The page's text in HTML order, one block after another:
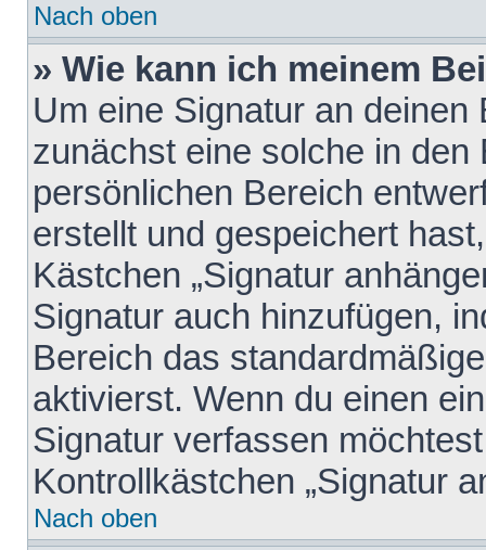
Nach oben
» Wie kann ich meinem
Um eine Signatur an
zunächst eine solche in den
persönlichen Bereich
erstellt und gespeichert
Kästchen „Signatur
Signatur auch hinzufügen,
Bereich das
aktivierst. Wenn du einen
Signatur verfassen
Kontrollkästchen „Signatur
Nach oben